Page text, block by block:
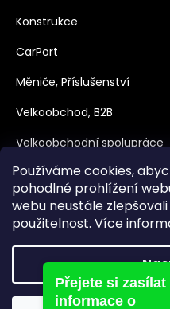
Používáme cookies,
pohodlné prohlížení
webu neustále
použitelnost. Více
Konstrukce
CarPort
Měniče, Příslušenství
Velkoobchod, B2B
Velkoobchodní spolupráce
Dotace
Přejete si zasílat
informace o